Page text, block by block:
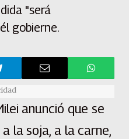
"será
gobierne.
anunció que se
la soja, a la carne,